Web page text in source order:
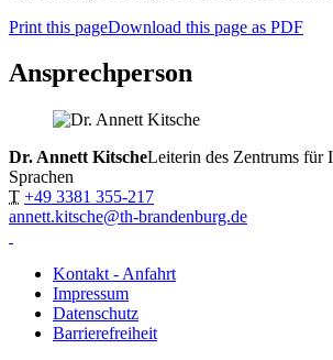
Print this pageDownload this page as PDF
Ansprechperson
Dr. Annett KitscheLeiterin des Zentrums für
Sprachen
T +49 3381 355-217
annett.kitsche@th-brandenburg.de
Kontakt - Anfahrt
Impressum
Datenschutz
Barrierefreiheit